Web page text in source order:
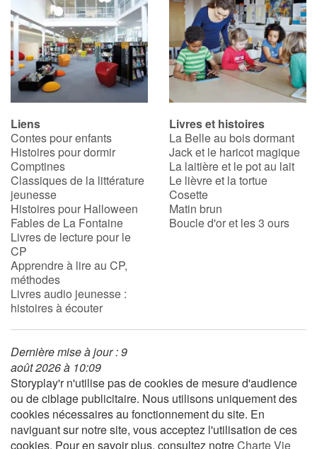
Liens
Contes pour enfants
Histoires pour dormir
Comptines
Classiques de la littérature
jeunesse
Histoires pour Halloween
Fables de La Fontaine
Livres de lecture pour le
CP
Apprendre à lire au CP,
méthodes
Livres audio jeunesse :
histoires à écouter
Livres et histoires
La Belle au bois dormant
Jack et le haricot magique
La laitière et le pot au lait
Le lièvre et la tortue
Cosette
Matin brun
Boucle d'or et les 3 ours
Dernière mise à jour : 9
août 2026 à 10:09
Storyplay'r n'utilise pas de cookies de mesure d'audience
ou de ciblage publicitaire. Nous utilisons uniquement des
cookies nécessaires au fonctionnement du site. En
naviguant sur notre site, vous acceptez l'utilisation de ces
cookies. Pour en savoir plus, consultez notreCharte Vie